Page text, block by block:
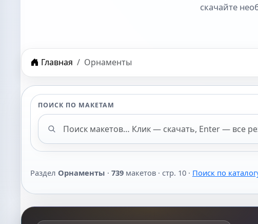
скачайте
Главная Орнаменты
ПОИСК ПО МАКЕТАМ
Поиск макетов
Раздел Орнаменты · 739макетов · стр. 10 · Поиск по